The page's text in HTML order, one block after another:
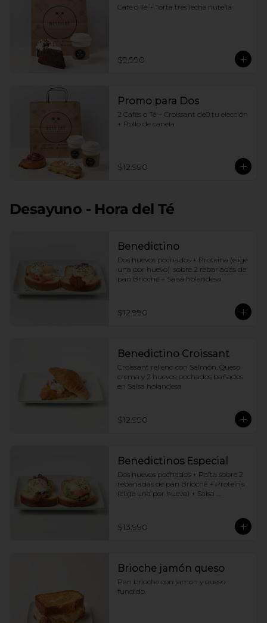
Café o Té + Torta tres leche nutella
$9.990
Promo para Dos
2 Cafés o Té + Croissant de0 tu elección
+ Rollo de canela
$12.990
Desayuno - Hora del Té
Benedictino
Dos huevos pochados + Proteina (elige
una por huevo)  sobre 2 rebanadas de
pan Brioche + Salsa holandesa
$12.990
Benedictino Croissant
Croissant relleno con Salmón, Queso
crema y 2 huevos pochados bañados
en Salsa holandesa
$12.990
Benedictinos Especial
Dos huevos pochados + Palta sobre 2
rebanadas de pan Brioche + Proteina
(elige una por huevo) + Salsa
$13.990
Brioche jamón queso
Pan brioche con jamon y queso
fundido.